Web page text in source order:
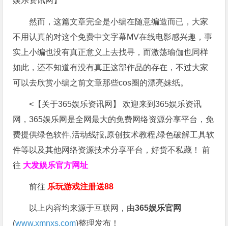
然而，这篇文章完全是小编在随意编造而已，大家
不用认真的对这个免费中文字幕MV在线电影感兴趣，事
实上小编也没有真正意义上去找寻，而激荡瑜伽也同样
如此，还不知道有没有真正这部作品的存在，不过大家
可以去欣赏小编之前文章那些cos圈的漂亮妹纸。
<【关于365娱乐资讯网】 欢迎来到365娱乐资讯
网，365娱乐网是全网最大的免费网络资源分享平台，免
费提供绿色软件,活动线报,原创技术教程,绿色破解工具软
件等以及其他网络资源技术分享平台，好货不私藏！ 前
往 大发娱乐官方网址
前往 乐玩游戏注册送88
以上内容均来源于互联网，由365娱乐官网
(www.xmnxs.com)整理发布！